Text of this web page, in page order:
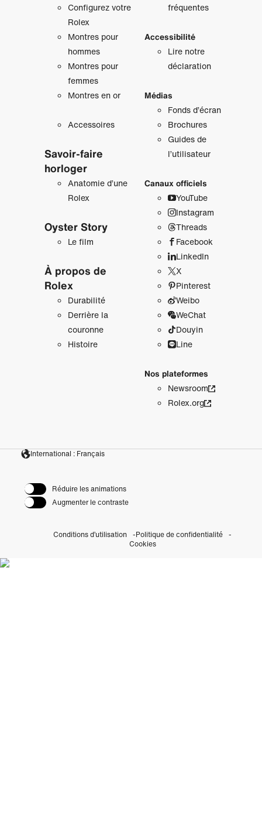
Configurez votre
Rolex
Montres pour
hommes
Montres pour
femmes
Montres en or
Accessoires
Savoir‑faire
horloger
Anatomie d’une
Rolex
Oyster Story
Le film
À propos de
Rolex
Durabilité
Derrière la
couronne
Histoire
fréquentes
Accessibilité
Lire notre
déclaration
Médias
Fonds d’écran
Brochures
Guides de
l’utilisateur
Canaux officiels
YouTube
Instagram
Threads
Facebook
LinkedIn
X
Pinterest
Weibo
WeChat
Douyin
Line
Nos plateformes
Newsroom
Rolex.org
International : Français
Réduire les animations
Augmenter le contraste
Conditions d’utilisation
Politique de confidentialité
Cookies